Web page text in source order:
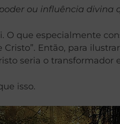
ou influência divina
O que especialmente
Cristo”. Então, para
seria o transformador
isso.